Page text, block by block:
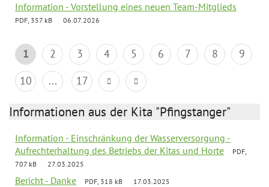
Information - Vorstellung eines neuen Team-Mitglieds
PDF, 357 kB 06.07.2026
1 2 3 4 5 6 7 8
9
10
... 17
Informationen aus der Kita "Pfingstanger"
Information - Einschränkung der Wasserversorgung -
Aufrechterhaltung des Betriebs der Kitas und Horte
PDF,
707 kB
27.03.2025
Bericht - Danke PDF, 318 kB 17.03.2025